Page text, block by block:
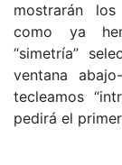
mostrarán
como ya
“simetría”
ventana
tecleamos
pedirá el